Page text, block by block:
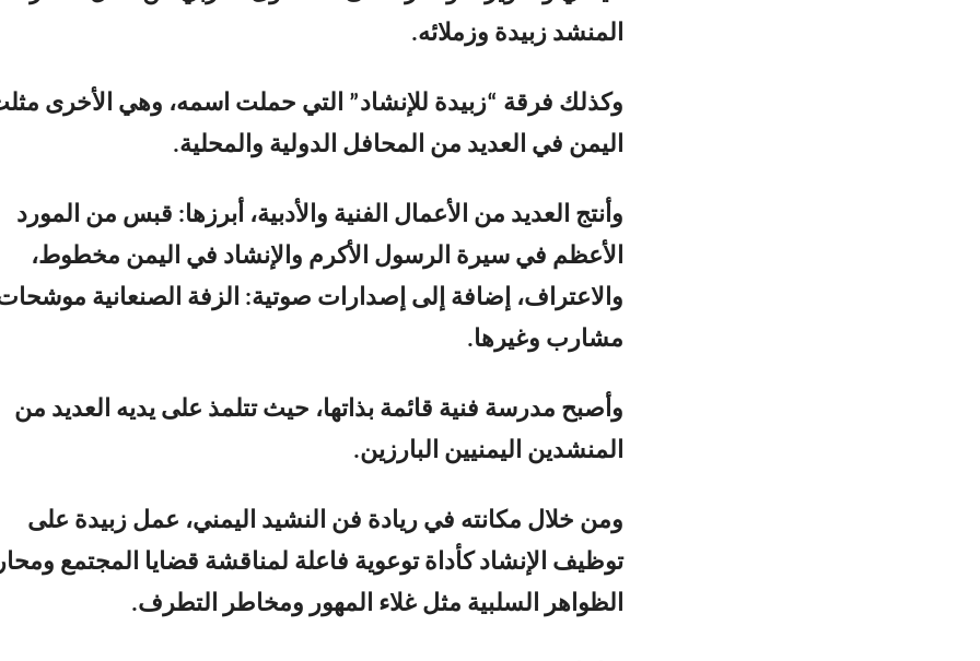
المنشد زبيدة وزملائه.
وكذلك فرقة “زبيدة للإنشاد” التي حملت اسمه، وهي الأخرى
اليمن في العديد من المحافل الدولية والمحلية.
وأنتج العديد من الأعمال الفنية والأدبية، أبرزها: قبس من المورد
الأعظم في سيرة الرسول الأكرم والإنشاد في اليمن مخطوط،
والاعتراف، إضافة إلى إصدارات صوتية: الزفة الصنعانية
مشارب وغيرها.
وأصبح مدرسة فنية قائمة بذاتها، حيث تتلمذ على يديه العديد من
المنشدين اليمنيين البارزين.
ومن خلال مكانته في ريادة فن النشيد اليمني، عمل زبيدة على
توظيف الإنشاد كأداة توعوية فاعلة لمناقشة قضايا المجتمع
الظواهر السلبية مثل غلاء المهور ومخاطر التطرف.